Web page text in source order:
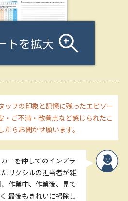
トを拡大
ッフの印象と記憶に残ったエピソー
・ご不満・改善点など感じられたこ
たらお聞かせ願います。
ーを仲してのインプラ
リクシルの担当者が雑
作業中、作業後、見て
最後もきれいに掃除し